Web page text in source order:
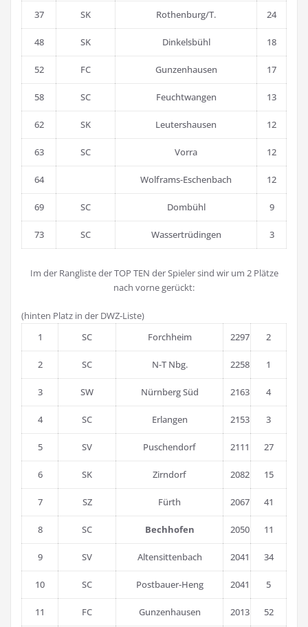
37 SK Rothenburg/T. 24
48 SK Dinkelsbühl 18
52 FC Gunzenhausen 17
58 SC Feuchtwangen 13
62 SK Leutershausen 12
63 SC Vorra 12
64 Wolframs-Eschenbach 12
69 SC Dombühl 9
73 SC Wassertrüdingen 3
Im der Rangliste der TOP TEN der Spieler sind wir um 2 Plätze
nach vorne gerückt:
(hinten Platz in der DWZ-Liste)
1
SC Forchheim 2297 2
2 SC N-T Nbg. 2258 1
3 SW Nürnberg Süd 2163 4
4 SC Erlangen 2153 3
5 SV Puschendorf 2111 27
6 SK Zirndorf 2082 15
7 SZ Fürth 2067 41
8 SC Bechhofen 2050 11
9 SV Altensittenbach 2041 34
10 SC Postbauer-Heng 2041 5
11 FC Gunzenhausen 2013 52